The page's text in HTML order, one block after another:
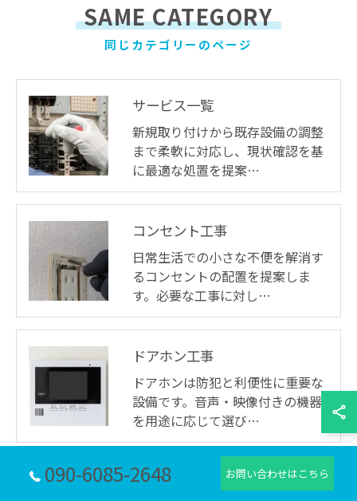
同じカテゴリーのページ
SAME CATEGORY
サービス一覧
新規取り付けから既存設備の調整
まで柔軟に対応し、現状確認を基
に最適な処置を提案…
コンセント工事
日常生活での小さな不便を解消す
るコンセントの配置を提案しま
す。必要な工事に対し…
ドアホン工事
ドアホンは防犯と利便性に重要な
設備です。音声・映像付きの機器
を用途に応じて選び…
照明工事
090-6085-2648 お問い合わせはこちら